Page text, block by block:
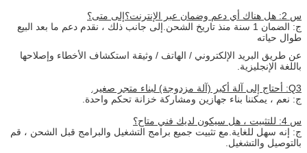
س 2: هل هناك أي دعم وضمان عبر الإنترنت؟إلى متى؟
ج: الضمان 1 سنة منذ تاريخ الشحن.إلى جانب ذلك ، نقدم دعم ما بعد البيع
طوال حياته
عن طريق البريد الإلكتروني / الهاتف / وثيقة استكشاف الأخطاء وإصلاحها
باللغة الإنجليزية.
Q3: أحتاج إلى آلة أكبر (آلة مزدوجة) لبناء متجر صغير.
ج: نعم ، يمكننا بناء جهازين ومشاركة خزانة تحكم واحدة.
س 4: للتثبيت ، هل سيكون لديك فني متاح؟
ج: إنه سهل للغاية.مع تثبيت جميع برامج التشغيل والبرامج قبل الشحن ، قم
بالتوصيل والتشغيل.